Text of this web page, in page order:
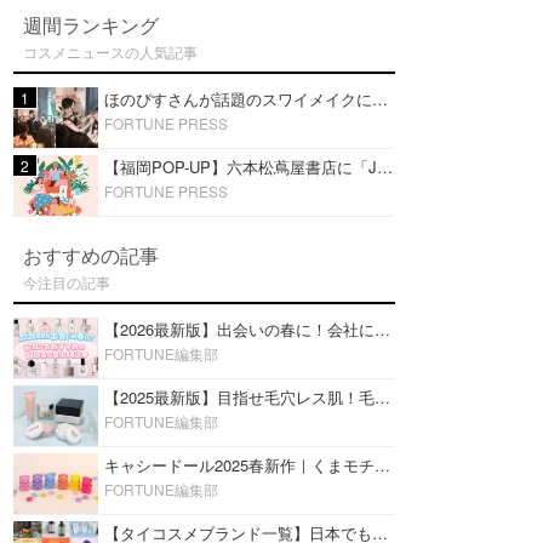
週間ランキング
コスメニュースの人気記事
1 ほのぴすさんが話題のスワイメイクに挑戦！タイコスメを使ったメイクショーを福岡・六本松 蔦屋書店で開催
FORTUNE PRESS
2 【福岡POP-UP】六本松蔦屋書店に「JFラボコスメ」出店！ほのぴす出演スワイメイクショーを開催！
FORTUNE PRESS
おすすめの記事
今注目の記事
【2026最新版】出会いの春に！会社にもおすすめの好印象な香水14選♡ビジネスの場での香水マナーも
FORTUNE編集部
【2025最新版】目指せ毛穴レス肌！毛穴を埋めて隠す「おすすめ部分用下地＆プライマー」ランキング♡
FORTUNE編集部
キャシードール2025春新作｜くまモチーフのミニリップ「シャイニーベア リップモイスト」をレビュー♡
FORTUNE編集部
【タイコスメブランド一覧】日本でも人気沸騰中の“タイコスメ”ブランド20選！